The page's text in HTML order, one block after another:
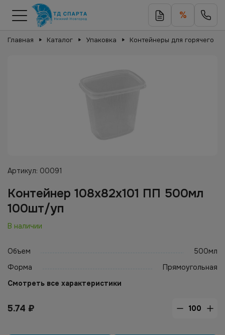
%
Главная Каталог Упаковка Контейнеры для горячего
Артикул: 00091
Контейнер 108х82х101 ПП 500мл
100шт/уп
В наличии
Объем
500мл
Форма
Прямоугольная
Смотреть все характеристики
5.74 ₽